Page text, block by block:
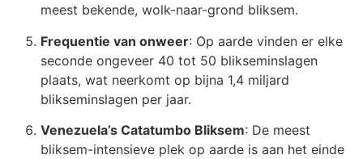
meest bekende, wolk-naar-grond bliksem.
Frequentie van onweer: Op aarde vinden er elke
seconde ongeveer 40 tot 50 blikseminslagen
plaats, wat neerkomt op bijna 1,4 miljard
blikseminslagen per jaar.
Venezuela’s Catatumbo Bliksem: De meest
bliksem-intensieve plek op aarde is aan het einde